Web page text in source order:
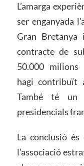
L’amarga
ser enganyada
Gran
contracte de
50.000 milions
hagi contribuït
També té un
presidencials
La conclusió
l’associació